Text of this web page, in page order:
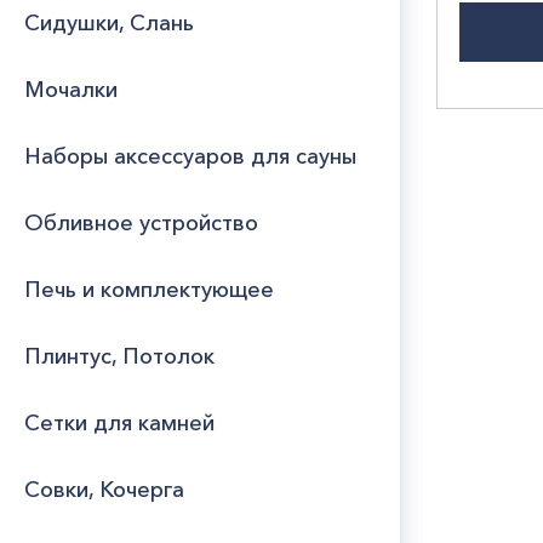
Сидушки, Слань
Мочалки
Наборы аксессуаров для сауны
Обливное устройство
Печь и комплектующее
Плинтус, Потолок
Сетки для камней
Совки, Кочерга